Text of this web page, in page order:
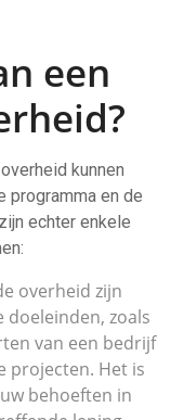
een
kunnen
programma en de
echter enkele
overheid zijn
doeleinden, zoals
van een bedrijf
projecten. Het is
behoeften in